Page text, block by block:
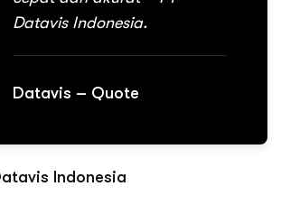
Datavis Indonesia.
Datavis – Quote
Indonesia